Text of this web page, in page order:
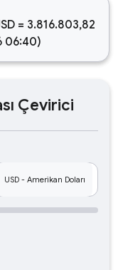
= 3.816.803,82
06:40)
Çevirici